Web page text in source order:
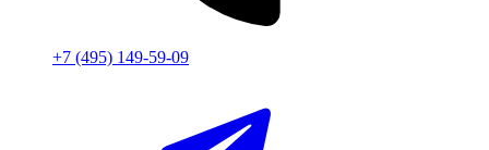
+7 (495) 149-59-09